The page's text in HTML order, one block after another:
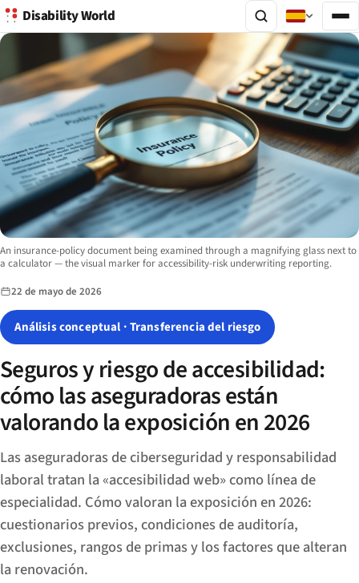
Disability World
Image description:
An insurance-policy document being examined through a magnifying glass next to
a calculator — the visual marker for accessibility-risk underwriting reporting.
22 de mayo de 2026
Análisis conceptual · Transferencia del riesgo
Seguros y riesgo de accesibilidad:
cómo las aseguradoras están
valorando la exposición en 2026
Las aseguradoras de ciberseguridad y responsabilidad
laboral tratan la «accesibilidad web» como línea de
especialidad. Cómo valoran la exposición en 2026:
cuestionarios previos, condiciones de auditoría,
exclusiones, rangos de primas y los factores que alteran
la renovación.